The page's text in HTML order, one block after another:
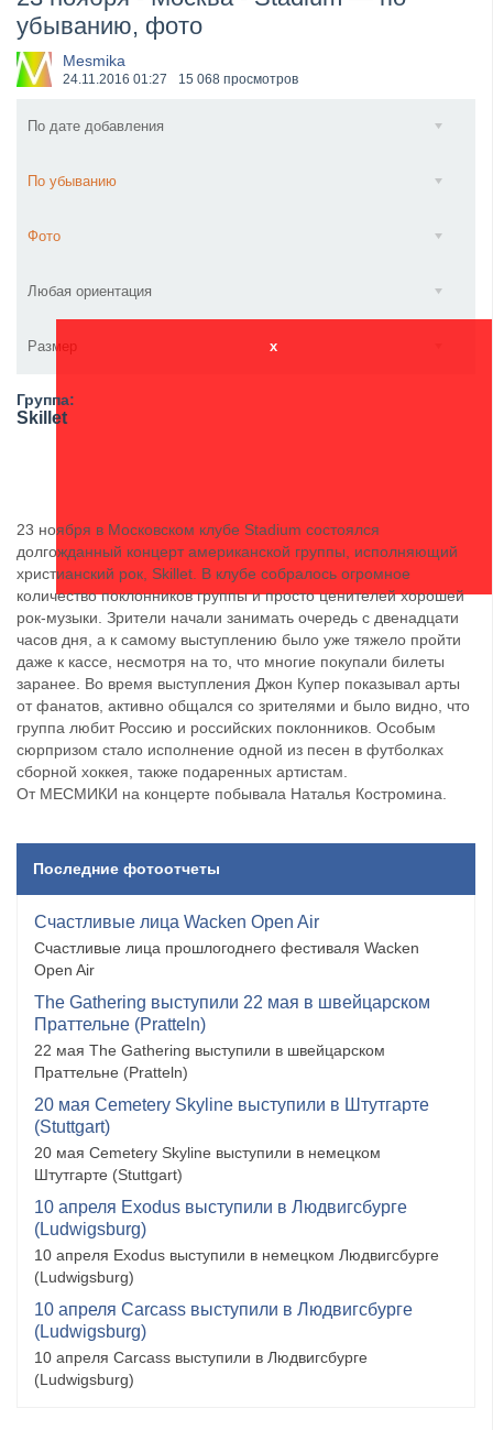
​Wacken Open Air 2027 объявил новую волну участ...
убыванию, фото
Mesmika
24.11.2016 01:27 15 068 просмотров
По дате добавления
По убыванию
Фото
Любая ориентация
Размер x
Группа:
Skillet
23 ноября в Московском клубе Stadium состоялся
долгожданный концерт американской группы, исполняющий
христианский рок, Skillet. В клубе собралось огромное
количество поклонников группы и просто ценителей хорошей
рок-музыки. Зрители начали занимать очередь с двенадцати
часов дня, а к самому выступлению было уже тяжело пройти
даже к кассе, несмотря на то, что многие покупали билеты
заранее. Во время выступления Джон Купер показывал арты
от фанатов, активно общался со зрителями и было видно, что
группа любит Россию и российских поклонников. Особым
сюрпризом стало исполнение одной из песен в футболках
сборной хоккея, также подаренных артистам.
От МЕСМИКИ на концерте побывала Наталья Костромина.
Последние фотоотчеты
Счастливые лица Wacken Open Air
Счастливые лица прошлогоднего фестиваля Wacken
Open Air
The Gathering выступили 22 мая в швейцарском
Праттельне (Pratteln)
22 мая The Gathering выступили в швейцарском
Праттельне (Pratteln)
20 мая Cemetery Skyline выступили в Штутгарте
(Stuttgart)
20 мая Cemetery Skyline выступили в немецком
Штутгарте (Stuttgart)
10 апреля Exodus выступили в Людвигсбурге
(Ludwigsburg)
10 апреля Exodus выступили в немецком Людвигсбурге
(Ludwigsburg)
10 апреля Carcass выступили в Людвигсбурге
(Ludwigsburg)
10 апреля Carcass выступили в Людвигсбурге
(Ludwigsburg)